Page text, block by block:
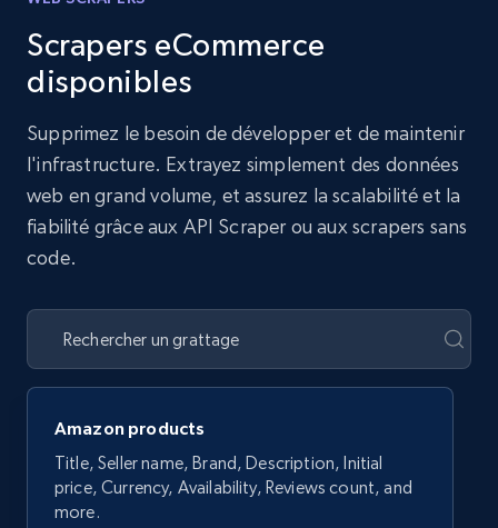
Scrapers eCommerce
disponibles
Supprimez le besoin de développer et de maintenir
l'infrastructure. Extrayez simplement des données
web en grand volume, et assurez la scalabilité et la
fiabilité grâce aux API Scraper ou aux scrapers sans
code.
Amazon products
Title, Seller name, Brand, Description, Initial
price, Currency, Availability, Reviews count, and
more.